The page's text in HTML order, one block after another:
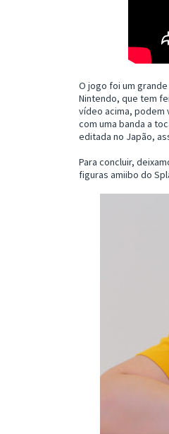
O jogo foi um
Nintendo, que tem
vídeo acima, podem
com uma banda a
editada no Japão,
Para concluir,
figuras amiibo do